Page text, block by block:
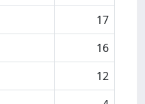
17
16
12